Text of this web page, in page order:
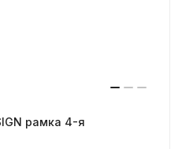
рамка 4-я